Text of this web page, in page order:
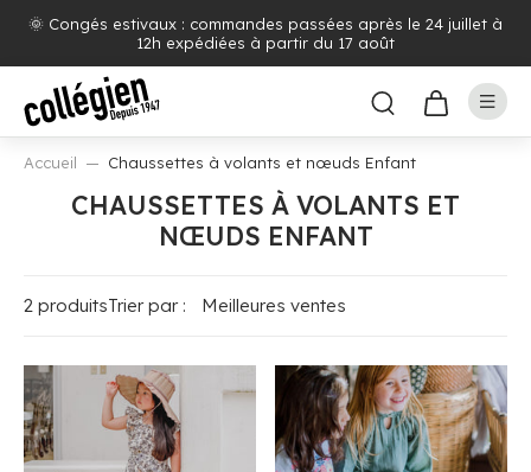
🌞 Congés estivaux : commandes passées après le 24 juillet à
12h expédiées à partir du 17 août
Accueil Chaussettes à volants et nœuds Enfant
CHAUSSETTES À VOLANTS ET
NŒUDS ENFANT
2 produitsTrier par :